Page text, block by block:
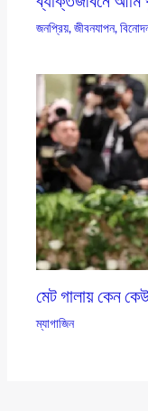
জনপ্রিয়,জীবনযাপন,
মেট গালায় কেন
ম্যাগাজিন